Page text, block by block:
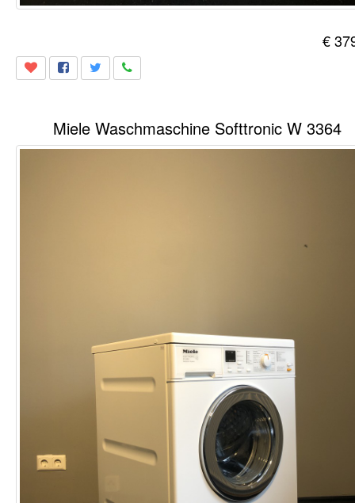
€
Miele Waschmaschine Softtronic W 3364